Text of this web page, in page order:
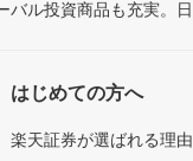
ル投資商品も充実。
はじめての方へ
楽天証券が選ばれる理由